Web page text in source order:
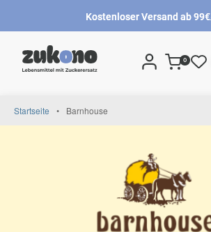
Kostenloser Versand ab 99€
0
Startseite • Barnhouse